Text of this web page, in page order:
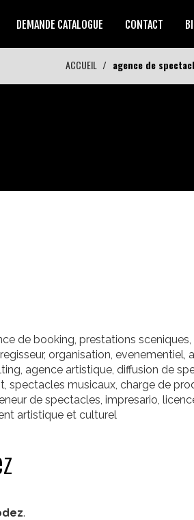
DEMANDE CATALOGUE CONTACT
ACCUEIL agence de
de booking, prestations
organisation, evenementiel,
agence artistique, diffusion de
spectacles musicaux, charge de
de spectacles, impresario,
artistique et culturel
.